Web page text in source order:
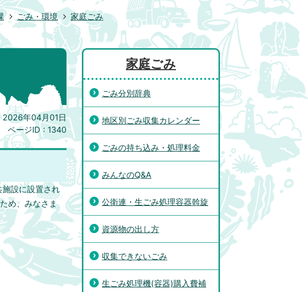
ごみ・環境
家庭ごみ
2026年04月01日
ページID : 1340
設に設置され
め、みなさま
家庭ごみ
ごみ分別辞典
地区別ごみ収集カレンダー
ごみの持ち込み・処理料金
みんなのQ&A
公衛連・生ごみ処理容器斡旋
資源物の出し方
収集できないごみ
生ごみ処理機(容器)購入費補